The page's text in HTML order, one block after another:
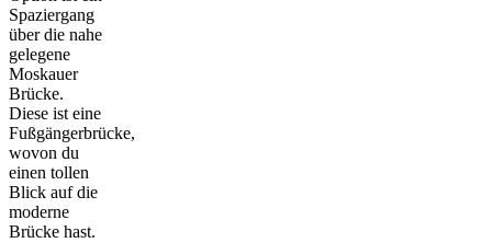
Spaziergang
über die nahe
gelegene
Moskauer
Brücke.
Diese ist eine
Fußgängerbrücke,
wovon du
einen tollen
Blick auf die
moderne
Brücke hast.